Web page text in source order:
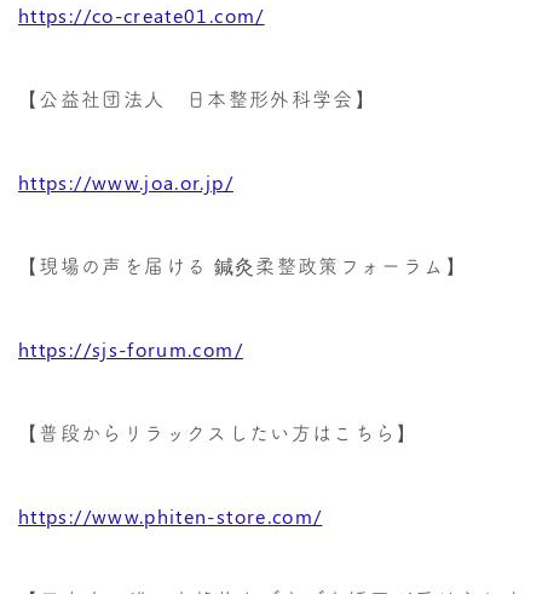
https://co-create01.com/
【公益社団法人 日本整形外科学会】
https://www.joa.or.jp/
【現場の声を届ける 鍼灸柔整政策フォーラム】
https://sjs-forum.com/
【普段からリラックスしたい方はこちら】
https://www.phiten-store.com/